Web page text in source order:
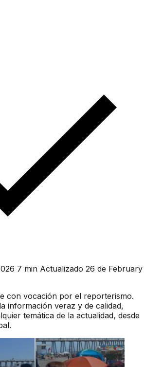
7 min Actualizado 26 de February
con vocación por el reporterismo.
información veraz y de calidad,
temática de la actualidad, desde